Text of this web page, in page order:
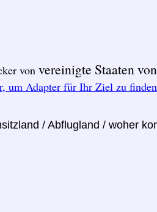
von vereinigte Staaten
um Adapter für Ihr Ziel zu
/ Abflugland / woher